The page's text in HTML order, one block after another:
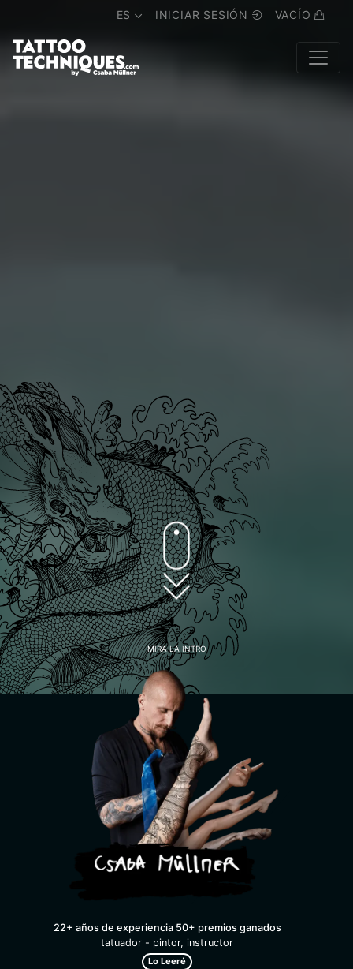
ES INICIAR SESIÓN VACÍO
MIRA LA INTRO
22+ años de experiencia 50+ premios ganados
tatuador - pintor, instructor
Lo Leeré